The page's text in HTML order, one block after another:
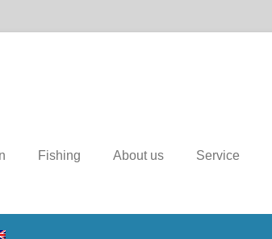
Fishing About us Service